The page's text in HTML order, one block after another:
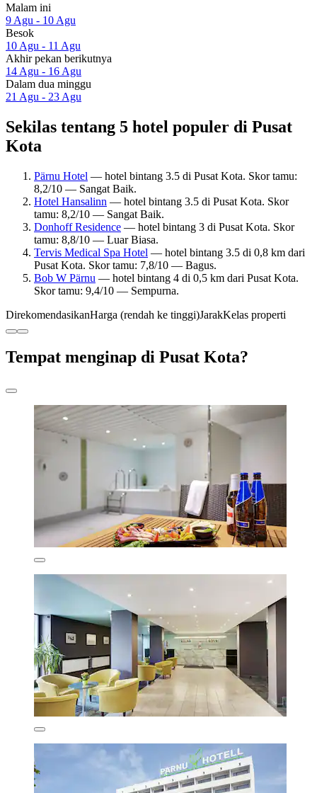
Malam ini
9 Agu - 10 Agu
Besok
10 Agu - 11 Agu
Akhir pekan berikutnya
14 Agu - 16 Agu
Dalam dua minggu
21 Agu - 23 Agu
Sekilas tentang 5 hotel populer di Pusat
Kota
Pärnu Hotel — hotel bintang 3.5 di Pusat Kota. Skor tamu:
8,2/10 — Sangat Baik.
Hotel Hansalinn — hotel bintang 3.5 di Pusat Kota. Skor
tamu: 8,2/10 — Sangat Baik.
Donhoff Residence — hotel bintang 3 di Pusat Kota. Skor
tamu: 8,8/10 — Luar Biasa.
Tervis Medical Spa Hotel — hotel bintang 3.5 di 0,8 km dari
Pusat Kota. Skor tamu: 7,8/10 — Bagus.
Bob W Pärnu — hotel bintang 4 di 0,5 km dari Pusat Kota.
Skor tamu: 9,4/10 — Sempurna.
DirekomendasikanHarga (rendah ke tinggi)JarakKelas properti
Tempat menginap di Pusat Kota?